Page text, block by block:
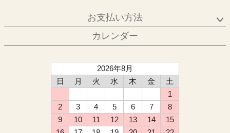
お支払い方法
カレンダー
2026年8月
日
月 火 水 木 金
土
1
2
3 4 5 6 7
8
9
10 11 12 13 14
15